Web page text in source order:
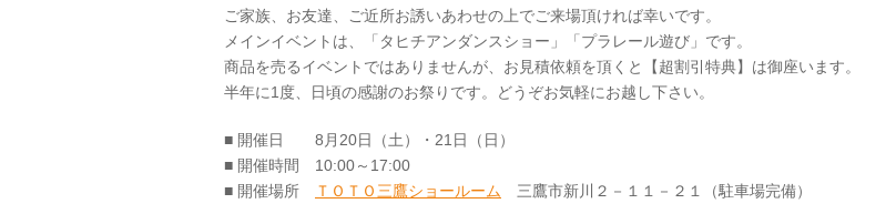
ご家族、お友達、ご近所お誘いあわせの上でご来場頂ければ幸いです。
メインイベントは、「タヒチアンダンスショー」「プラレール遊び」です。
商品を売るイベントではありませんが、お見積依頼を頂くと【超割引特典】は御座います。
半年に1度、日頃の感謝のお祭りです。どうぞお気軽にお越し下さい。
■ 開催日 8月20日（土）・21日（日）
■ 開催時間 10:00～17:00
■ 開催場所
ＴＯＴＯ三鷹ショールーム 三鷹市新川２－１１－２１（駐車場完備）